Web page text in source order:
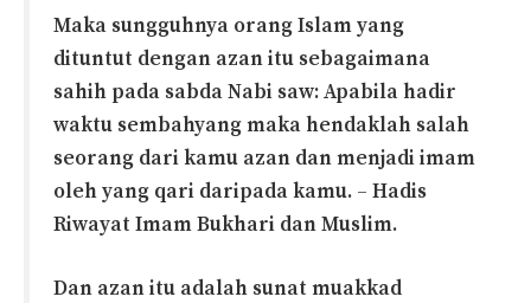
Maka sungguhnya orang Islam yang
dituntut dengan azan itu sebagaimana
sahih pada sabda Nabi saw: Apabila hadir
waktu sembahyang maka hendaklah salah
seorang dari kamu azan dan menjadi imam
oleh yang qari daripada kamu. – Hadis
Riwayat Imam Bukhari dan Muslim.
Dan azan itu adalah sunat muakkad